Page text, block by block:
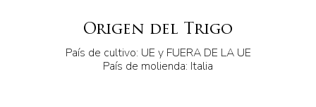
Origen del Trigo
País de cultivo: UE y FUERA DE LA UE
País de molienda: Italia